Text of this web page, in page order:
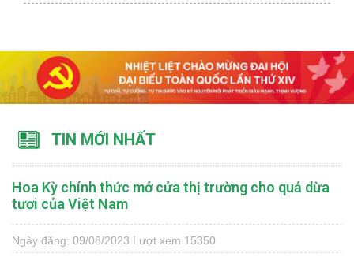
TIN MỚI NHẤT
Hoa Kỳ chính thức mở cửa thị trường cho quả dừa
tươi của Việt Nam
Ngày đăng: 09/08/2023 Lượt xem 15350